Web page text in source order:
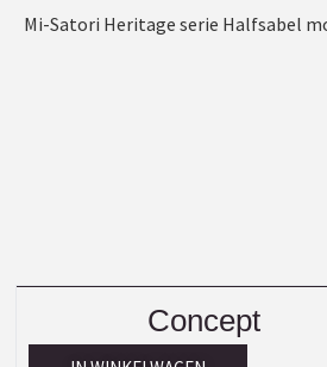
Mi-Satori Heritage serie Halfsabel
Concept